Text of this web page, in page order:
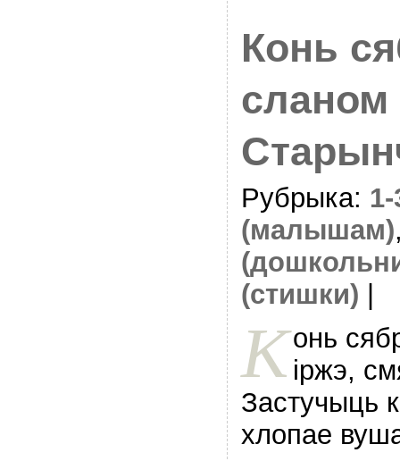
Конь
Рубрыка:
(малышам)
(стишки)
Конь
iржэ,
Застучыць
хлопае